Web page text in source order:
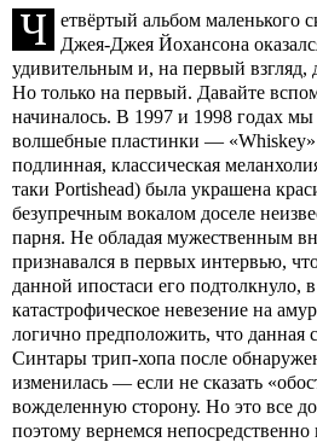
Ч
етвёртый альбом маленького
Джея-Джея Йохансона
удивительным и, на первый взгляд,
Но только на первый. Давайте
начиналось. В 1997 и 1998 годах
волшебные пластинки — «Whiskey»
подлинная, классическая
таки Portishead) была украшена
безупречным вокалом доселе
парня. Не обладая мужественным
признавался в первых интервью,
данной ипостаси его подтолкнуло,
катастрофическое невезение на
логично предположить, что данная
Синтары трип-хопа после
изменилась — если не сказать
вожделенную сторону. Но это все
поэтому вернемся